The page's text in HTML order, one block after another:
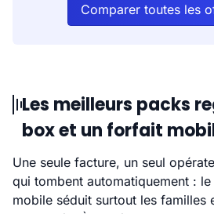
Comparer toutes les
Les meilleurs packs
box et un forfait
Une seule facture, un seul
qui tombent automatiquement :
mobile séduit surtout les familles